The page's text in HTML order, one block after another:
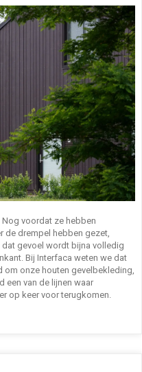
Nog voordat ze hebben
de drempel hebben gezet,
dat gevoel wordt bijna volledig
Bij Interfaca weten we dat
om onze houten gevelbekleding,
een van de lijnen waar
op keer voor terugkomen.